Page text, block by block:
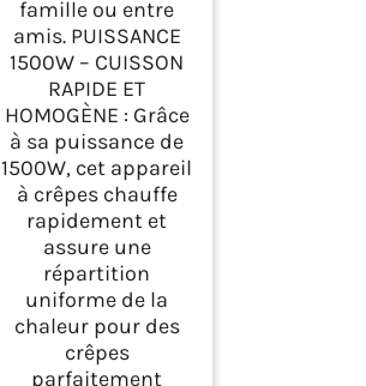
famille ou entre
amis. PUISSANCE
1500W – CUISSON
RAPIDE ET
HOMOGÈNE : Grâce
à sa puissance de
1500W, cet appareil
à crêpes chauffe
rapidement et
assure une
répartition
uniforme de la
chaleur pour des
crêpes
parfaitement